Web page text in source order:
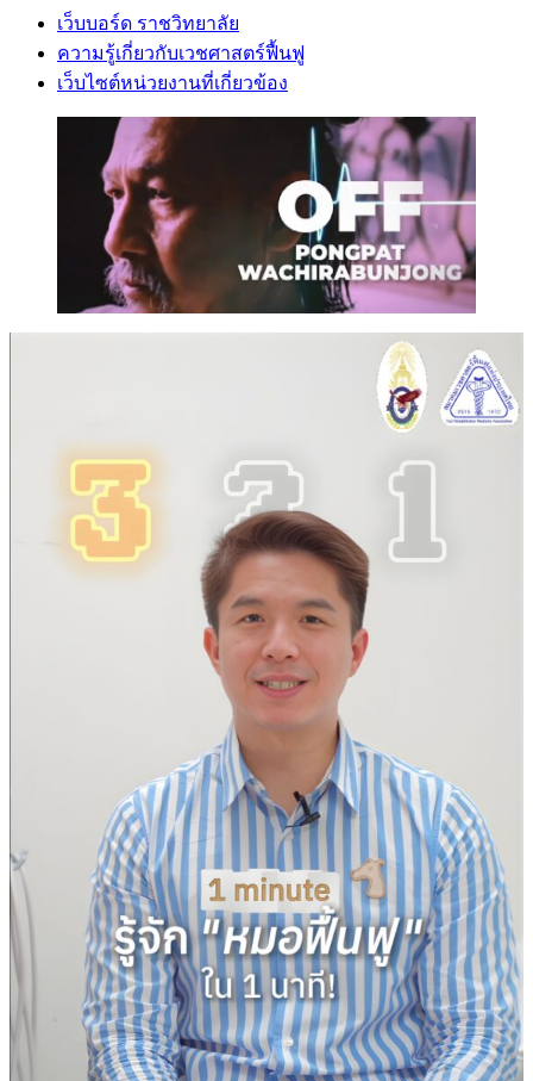
เว็บบอร์ด ราชวิทยาลัย
ความรู้เกี่ยวกับเวชศาสตร์ฟื้นฟู
เว็บไซต์หน่วยงานที่เกี่ยวข้อง